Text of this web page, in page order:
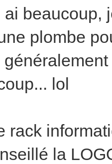
beaucoup,
plombe
lol
rack
la